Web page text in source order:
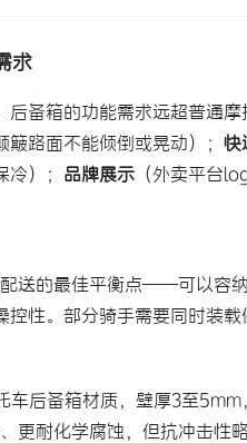
求
备箱的功能需求远超普通摩
簸路面不能倾倒或晃动）； 快
）； 品牌展示 （外卖平台
送的最佳平衡点——可以容
控性。部分骑手需要同时装
车后备箱材质，壁厚3至
更耐化学腐蚀，但抗冲击性